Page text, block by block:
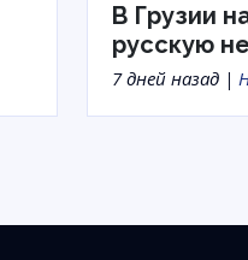
В Грузии
русскую
7 дней назад |